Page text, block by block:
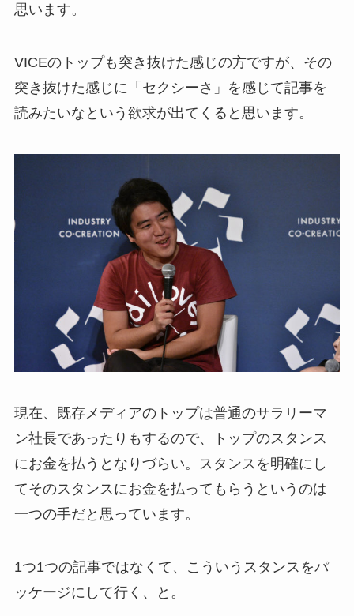
思います。
VICEのトップも突き抜けた感じの方ですが、その
突き抜けた感じに「セクシーさ」を感じて記事を
読みたいなという欲求が出てくると思います。
現在、既存メディアのトップは普通のサラリーマ
ン社長であったりもするので、トップのスタンス
にお金を払うとなりづらい。スタンスを明確にし
てそのスタンスにお金を払ってもらうというのは
一つの手だと思っています。
1つ1つの記事ではなくて、こういうスタンスをパ
ッケージにして行く、と。